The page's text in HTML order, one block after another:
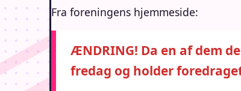
Fra foreningens hjemmeside:
ÆNDRING! Da en af dem
fredag og holder